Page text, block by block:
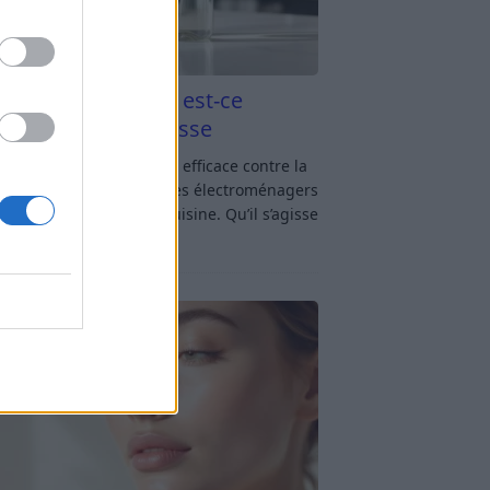
blanc et four est-ce
contre la graisse
blanc et four : est-ce efficace contre la
? Le four fait partie des électroménagers
sollicités dans une cuisine. Qu’il s’agisse